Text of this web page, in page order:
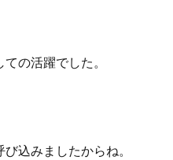
の活躍でした。
込みましたからね。